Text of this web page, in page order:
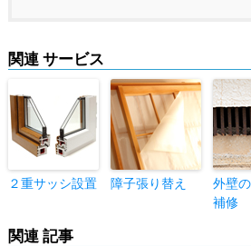
関連 サービス
２重サッシ設置 障子張り替え
外壁
補修
関連 記事